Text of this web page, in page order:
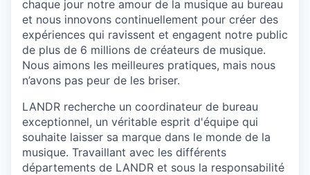
chaque jour notre amour de la musique au bureau
et nous innovons continuellement pour créer des
expériences qui ravissent et engagent notre public
de plus de 6 millions de créateurs de musique.
Nous aimons les meilleures pratiques, mais nous
n’avons pas peur de les briser.
LANDR recherche un coordinateur de bureau
exceptionnel, un véritable esprit d'équipe qui
souhaite laisser sa marque dans le monde de la
musique. Travaillant avec les différents
départements de LANDR et sous la responsabilité